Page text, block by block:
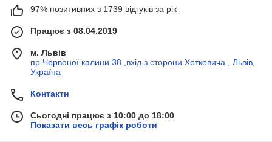
97% позитивних з 1739 відгуків за рік
Працює з 08.04.2019
м. Львів
пр.Червоної калини 38 ,вхід з сторони Хоткевича , Львів,
Україна
Контакти
Сьогодні працює з 10:00 до 18:00
Показати весь графік роботи